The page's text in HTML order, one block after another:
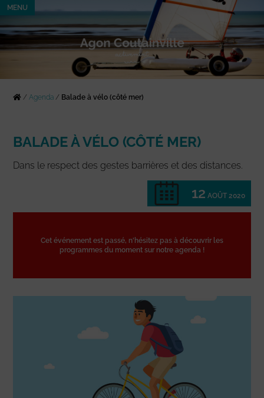
MENU
/Agenda / Balade à vélo (côté mer)
BALADE À VÉLO (CÔTÉ MER)
Dans le respect des gestes barrières et des distances.
12 AOÛT 2020
Cet événement est passé, n'hésitez pas à découvrir les
programmes du moment sur notre agenda !